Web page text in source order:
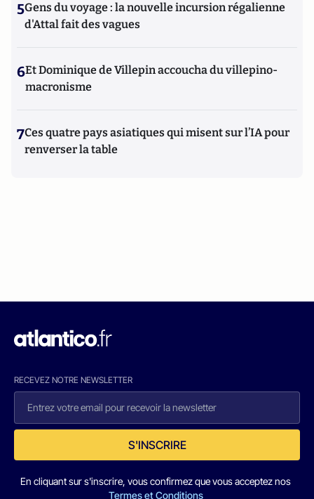
5Gens du voyage : la nouvelle incursion régalienne
d'Attal fait des vagues
6Et Dominique de Villepin accoucha du villepino-
macronisme
7Ces quatre pays asiatiques qui misent sur l’IA pour
renverser la table
RECEVEZ NOTRE NEWSLETTER
S'INSCRIRE
En cliquant sur s'inscrire, vous confirmez que vous acceptez nos
Termes et Conditions